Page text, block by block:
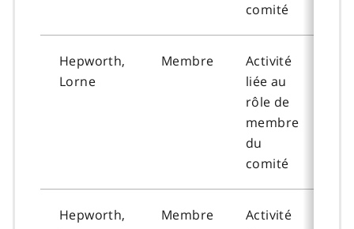
comité
Hepworth,
Lorne
Membre
Activité
liée au
rôle de
membre
du
comité
Hepworth,
Membre
Activité